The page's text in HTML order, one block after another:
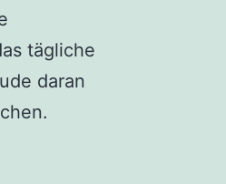
tägliche
daran